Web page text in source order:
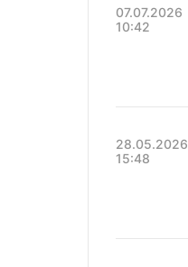
07.07.2026
10:42
28.05.2026
15:48